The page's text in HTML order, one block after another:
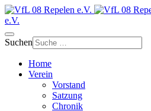
e.V.
Suchen
Home
Verein
Vorstand
Satzung
Chronik